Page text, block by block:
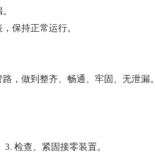
保持正常运行。
，做到整齐、畅通、牢固、无泄漏。
检查、紧固接零装置。